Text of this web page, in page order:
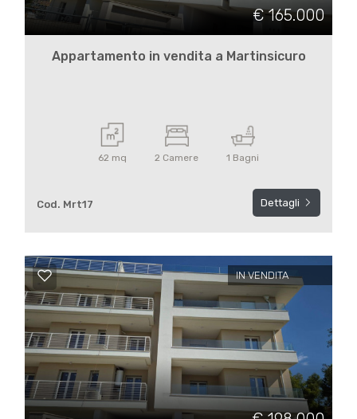
€ 165.000
Appartamento in vendita a Martinsicuro
62 mq 2 Camere 1 Bagni
Cod. Mrt17 Dettagli
IN VENDITA
Martinsicuro
Qualsiasi
Residenziali
Commerciali
Industriali